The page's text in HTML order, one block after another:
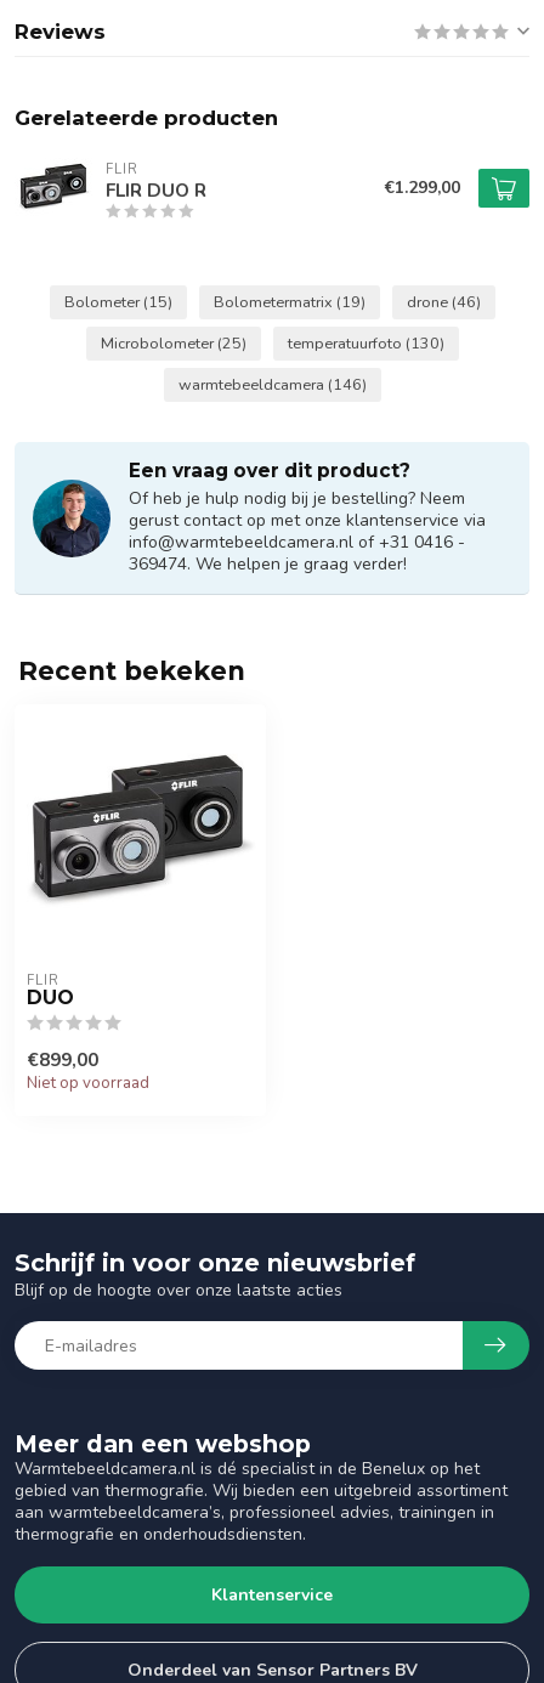
Reviews
Gerelateerde producten
FLIR
FLIR DUO R €1.299,00
Bolometer(15) Bolometermatrix (19) drone (46)
Microbolometer(25) temperatuurfoto (130)
warmtebeeldcamera (146)
Een vraag over dit product?
Of heb je hulp nodig bij je bestelling? Neem
gerust contact op met onze klantenservice via
info@warmtebeeldcamera.nl of +31 0416 -
369474. We helpen je graag verder!
Recent bekeken
FLIR
DUO
€899,00
Niet op voorraad
Meer dan een webshop
Warmtebeeldcamera.nl is dé specialist in de Benelux op het
gebied van thermografie. Wij bieden een uitgebreid assortiment
aan warmtebeeldcamera’s, professioneel advies, trainingen in
thermografie en onderhoudsdiensten.
Klantenservice
Onderdeel van Sensor Partners BV
Schrijf in voor onze nieuwsbrief
Blijf op de hoogte over onze laatste acties